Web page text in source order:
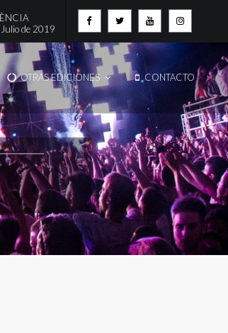
de 2019
OTRAS EDICIONES
Artistas
INFO DE CADA ARTISTA
Multimedia
AFTERMOVIE
CONTACTO